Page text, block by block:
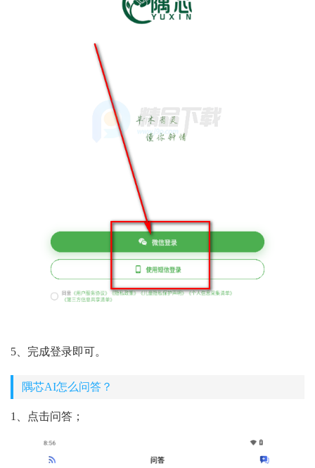
5、完成登录即可。
隅芯AI怎么问答？
1、点击问答；